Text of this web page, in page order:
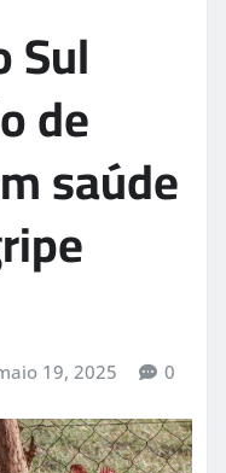
Sul
de
saúde
19, 2025 0